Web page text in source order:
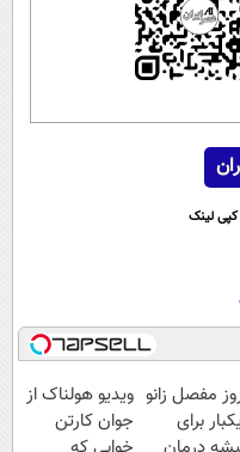
کپی لینک
مفصل زانو
برای
ویدیو هولناک از
جوان کارتن